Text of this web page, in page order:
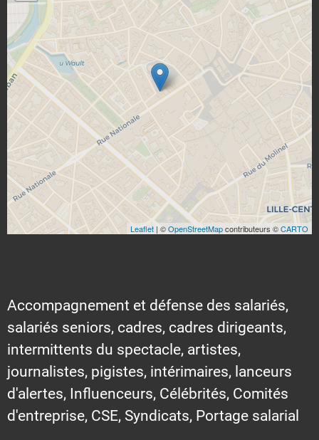
Leaflet | ©OpenStreetMapcontributeurs ©CARTO
Accompagnement et défense des salariés,
salariés seniors, cadres, cadres dirigeants,
intermittents du spectacle, artistes,
journalistes, pigistes, intérimaires, lanceurs
d'alertes, Influenceurs, Célébrités, Comités
d'entreprise, CSE, Syndicats, Portage salarial